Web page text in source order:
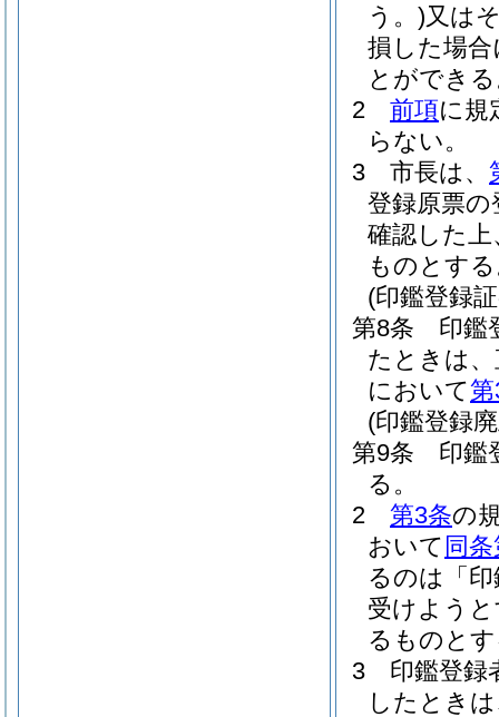
う。)又は
損した場
とができ
2
前項に規
らない。
3
市長は、
登録原票
確認した
ものとす
(印鑑登録
第8条
印鑑
たときは
において
(印鑑登録
第9条
印鑑
る。
2
第3条の
おいて 同
るのは「
受けよう
るものと
3
印鑑登録
したとき